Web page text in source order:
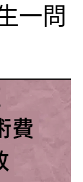
一問